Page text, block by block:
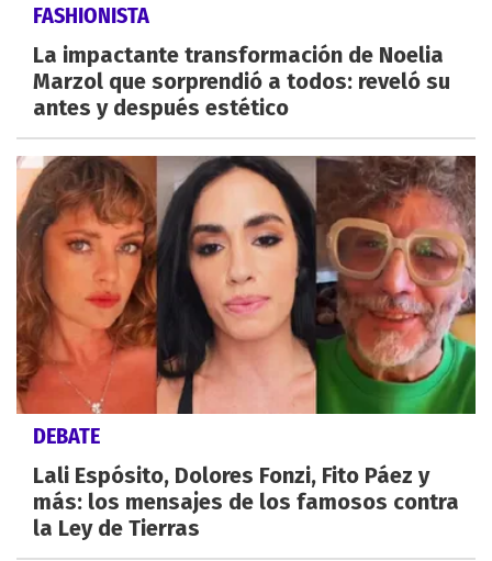
FASHIONISTA
La impactante transformación de Noelia
Marzol que sorprendió a todos: reveló su
antes y después estético
DEBATE
Lali Espósito, Dolores Fonzi, Fito Páez y
más: los mensajes de los famosos contra
la Ley de Tierras